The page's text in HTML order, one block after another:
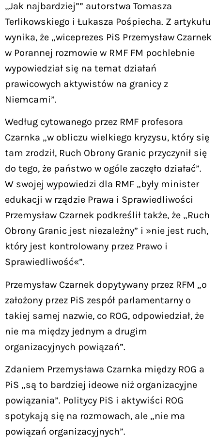
„Jak najbardziej”” autorstwa Tomasza
Terlikowskiego i Łukasza Pośpiecha. Z artykułu
wynika, że „wiceprezes PiS Przemysław Czarnek
w Porannej rozmowie w RMF FM pochlebnie
wypowiedział się na temat działań
prawicowych aktywistów na granicy z
Niemcami”.
Według cytowanego przez RMF profesora
Czarnka „w obliczu wielkiego kryzysu, który się
tam zrodził, Ruch Obrony Granic przyczynił się
do tego, że państwo w ogóle zaczęło działać”.
W swojej wypowiedzi dla RMF „były minister
edukacji w rządzie Prawa i Sprawiedliwości
Przemysław Czarnek podkreślił także, że „Ruch
Obrony Granic jest niezależny” i »nie jest ruch,
który jest kontrolowany przez Prawo i
Sprawiedliwość«”.
Przemysław Czarnek dopytywany przez RFM „o
założony przez PiS zespół parlamentarny o
takiej samej nazwie, co ROG, odpowiedział, że
nie ma między jednym a drugim
organizacyjnych powiązań”.
Zdaniem Przemysława Czarnka między ROG a
PiS „są to bardziej ideowe niż organizacyjne
powiązania”. Politycy PiS i aktywiści ROG
spotykają się na rozmowach, ale „nie ma
powiązań organizacyjnych”.